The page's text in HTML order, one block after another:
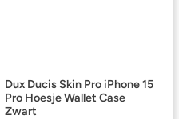
Dux Ducis Skin Pro iPhone 15
Pro Hoesje Wallet Case
Zwart